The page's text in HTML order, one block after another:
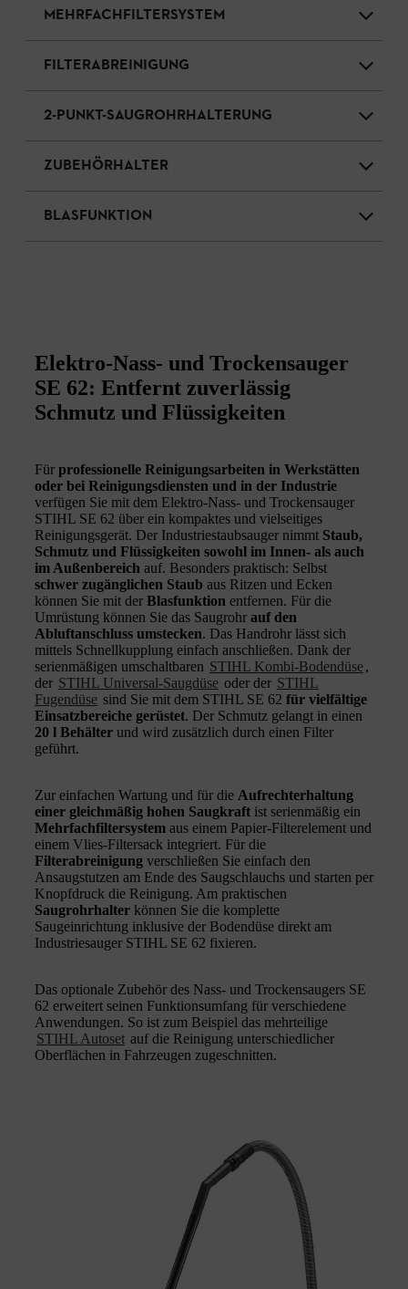
MEHRFACHFILTERSYSTEM
FILTERABREINIGUNG
2-PUNKT-SAUGROHRHALTERUNG
ZUBEHÖRHALTER
BLASFUNKTION
Elektro-Nass- und Trockensauger
SE 62: Entfernt zuverlässig
Schmutz und Flüssigkeiten
Für professionelle Reinigungsarbeiten in Werkstätten
oder bei Reinigungsdiensten und in der Industrie
verfügen Sie mit dem Elektro-Nass- und Trockensauger
STIHL SE 62 über ein kompaktes und vielseitiges
Reinigungsgerät. Der Industriestaubsauger nimmt Staub,
Schmutz und Flüssigkeiten sowohl im Innen- als auch
im Außenbereich auf. Besonders praktisch: Selbst
schwer zugänglichen Staub aus Ritzen und Ecken
können Sie mit der Blasfunktion entfernen. Für die
Umrüstung können Sie das Saugrohr auf den
Abluftanschluss umstecken. Das Handrohr lässt sich
mittels Schnellkupplung einfach anschließen. Dank der
serienmäßigen umschaltbaren STIHL Kombi-Bodendüse,
der STIHL Universal-Saugdüse oder der STIHL
Fugendüse sind Sie mit dem STIHL SE 62 für vielfältige
Einsatzbereiche gerüstet. Der Schmutz gelangt in einen
20 l Behälter und wird zusätzlich durch einen Filter
geführt.
Zur einfachen Wartung und für die Aufrechterhaltung
einer gleichmäßig hohen Saugkraft ist serienmäßig ein
Mehrfachfiltersystem aus einem Papier-Filterelement und
einem Vlies-Filtersack integriert. Für die
Filterabreinigung verschließen Sie einfach den
Ansaugstutzen am Ende des Saugschlauchs und starten per
Knopfdruck die Reinigung. Am praktischen
Saugrohrhalter können Sie die komplette
Saugeinrichtung inklusive der Bodendüse direkt am
Industriesauger STIHL SE 62 fixieren.
Das optionale Zubehör des Nass- und Trockensaugers SE
62 erweitert seinen Funktionsumfang für verschiedene
Anwendungen. So ist zum Beispiel das mehrteilige
STIHL Autoset auf die Reinigung unterschiedlicher
Oberflächen in Fahrzeugen zugeschnitten.